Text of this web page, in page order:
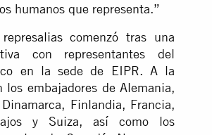
humanos que representa.”
comenzó tras una
con representantes del
en la sede de EIPR. A la
los embajadores de Alemania,
Finlandia, Francia,
y Suiza, así como los